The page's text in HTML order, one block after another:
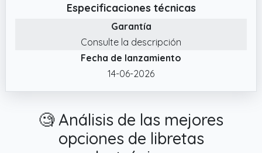
alfabéticas le ayudan a encontrar
rápidamente la información de inicio de
sesión necesaria.
✔️ Seguridad simplificada: proteja sus
contraseñas con facilidad utilizando este
diseño discreto, garantiza la seguridad de
las contraseñas y un cierre seguro, y sin
título en el frente, sus secretos están a .
Especificaciones técnicas
Garantía
Consulte la descripción
Fecha de lanzamiento
14-06-2026
🧐 Análisis de las mejores
opciones de libretas